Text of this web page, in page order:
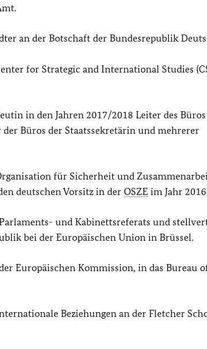
an der Botschaft der Bundesrepublik
for Strategic and International Studies
in den Jahren 2017/2018 Leiter des Büros
Büros der Staatssekretärin und mehrerer
für Sicherheit und
deutschen Vorsitz in der OSZE im Jahr
und Kabinettsreferats und
bei der Europäischen Union in Brüssel.
Europäischen Kommission, in das Bureau
Beziehungen an der Fletcher